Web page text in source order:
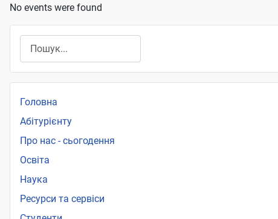
No events were found
Головна
Абітурієнту
Про нас - сьогодення
Освіта
Наука
Ресурси та сервіси